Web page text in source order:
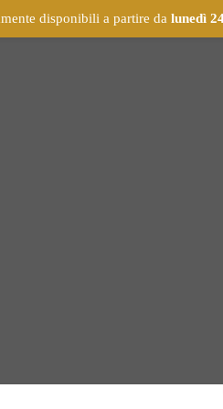
disponibili a partire da lunedì